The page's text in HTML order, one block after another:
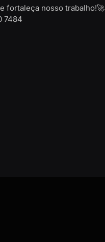
fortaleça nosso trabalho!🚀
7484